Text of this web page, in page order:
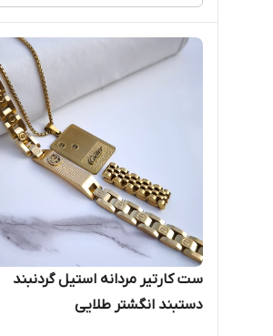
ست کارتیر مردانه استیل گردنبند
دستبند انگشتر طلایی